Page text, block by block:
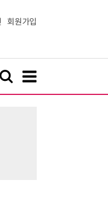
회원가입